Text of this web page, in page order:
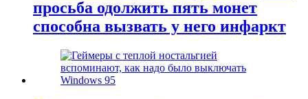
просьба одолжить пять монет
способна вызвать у него инфаркт